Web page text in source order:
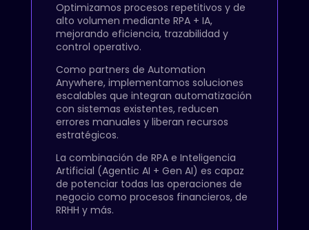
Optimizamos procesos repetitivos y de
alto volumen mediante RPA + IA,
mejorando eficiencia, trazabilidad y
control operativo.
Como partners de Automation
Anywhere, implementamos soluciones
escalables que integran automatización
con sistemas existentes, reducen
errores manuales y liberan recursos
estratégicos.
La combinación de RPA e Inteligencia
Artificial (Agentic AI + Gen AI) es capaz
de potenciar todas las operaciones de
negocio como procesos financieros, de
RRHH y más.